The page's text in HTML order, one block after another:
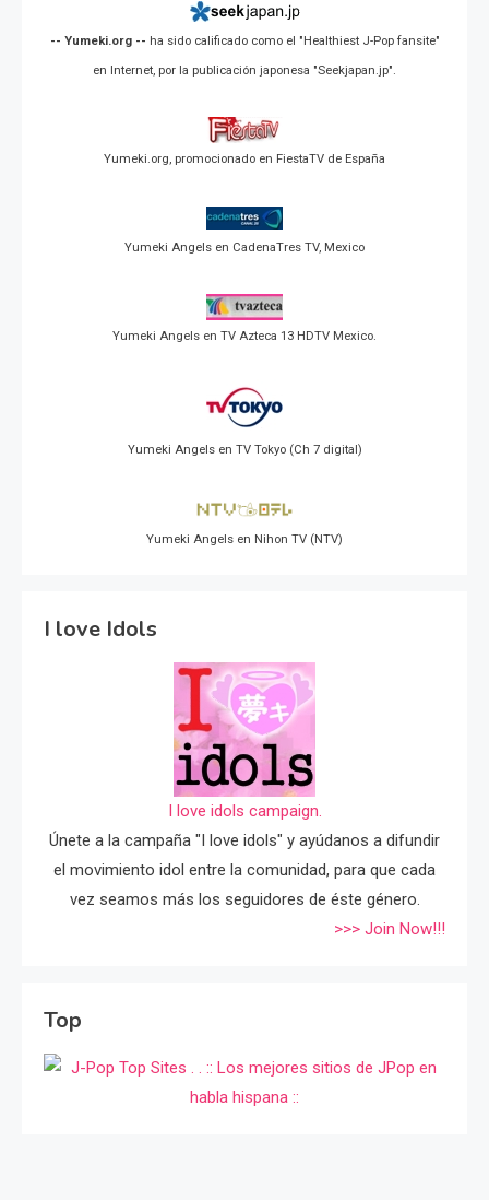
-- Yumeki.org -- ha sido calificado como el "Healthiest J-Pop fansite"
en Internet, por la publicación japonesa "Seekjapan.jp".
Yumeki.org, promocionado en FiestaTV de España
Yumeki Angels en CadenaTres TV, Mexico
Yumeki Angels en TV Azteca 13 HDTV Mexico.
Yumeki Angels en TV Tokyo (Ch 7 digital)
Yumeki Angels en Nihon TV (NTV)
I love Idols
I love idols campaign.
Únete a la campaña "I love idols" y ayúdanos a difundir
el movimiento idol entre la comunidad, para que cada
vez seamos más los seguidores de éste género.
>>> Join Now!!!
Top